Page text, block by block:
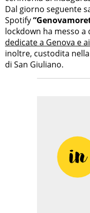
Dal giorno seguente
Spotify
lockdown ha messo
dedicate a Genova e
inoltre, custodita nella
di San Giuliano.